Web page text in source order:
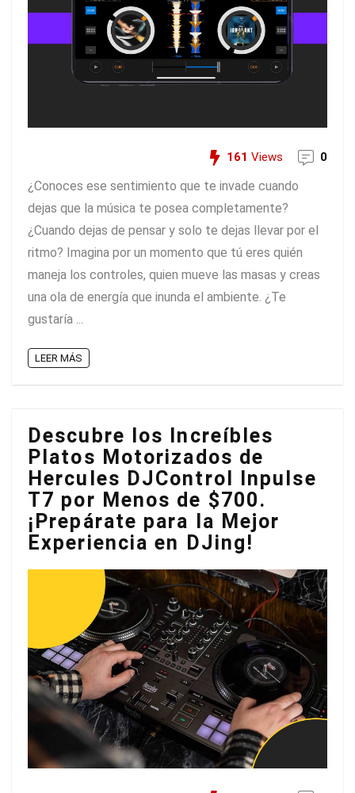
161 Views 0
¿Conoces ese sentimiento que te invade cuando
dejas que la música te posea completamente?
¿Cuando dejas de pensar y solo te dejas llevar por el
ritmo? Imagina por un momento que tú eres quién
maneja los controles, quien mueve las masas y creas
una ola de energía que inunda el ambiente. ¿Te
gustaría ...
LEER MÁS
Descubre los Increíbles
Platos Motorizados de
Hercules DJControl Inpulse
T7 por Menos de $700.
¡Prepárate para la Mejor
Experiencia en DJing!